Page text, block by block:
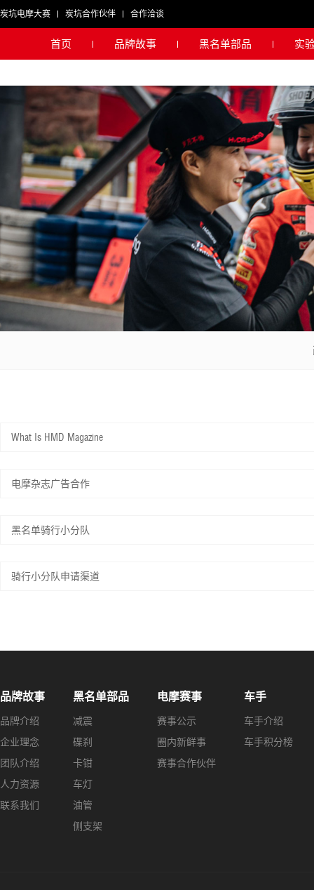
炭坑电摩大赛 炭坑合作伙伴 合作洽谈
实
黑名单部品
品牌故事
首页
What Is HMD Magazine
电摩杂志广告合作
黑名单骑行小分队
骑行小分队申请渠道
品牌故事
品牌介绍
企业理念
团队介绍
人力资源
联系我们
黑名单部品
减震
碟刹
卡钳
车灯
油管
侧支架
电摩赛事
赛事公示
圈内新鲜事
赛事合作伙伴
车手
车手介绍
车手积分榜